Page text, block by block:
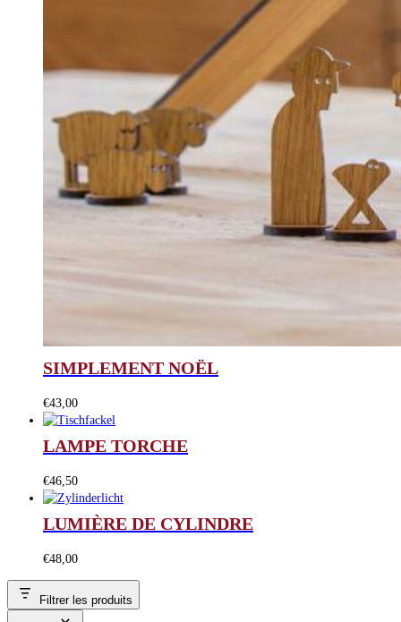
SIMPLEMENT NOËL
€43,00
LAMPE TORCHE
€46,50
LUMIÈRE DE CYLINDRE
€48,00
Filtrer les produits